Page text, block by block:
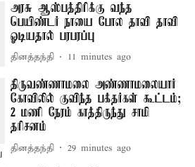
அரசு ஆஸ்பத்திரிக்கு வந்த
பெயிண்டர் நாயை போல தாவி தாவி
ஓடியதால் பரபரப்பு
தினத்தந்தி 11 minutes ago
திருவண்ணாமலை அண்ணாமலையார்
கோவிலில் குவிந்த பக்தர்கள் கூட்டம்;
2 மணி நேரம் காத்திருந்து சாமி
தரிசனம்
தினத்தந்தி 29 minutes ago